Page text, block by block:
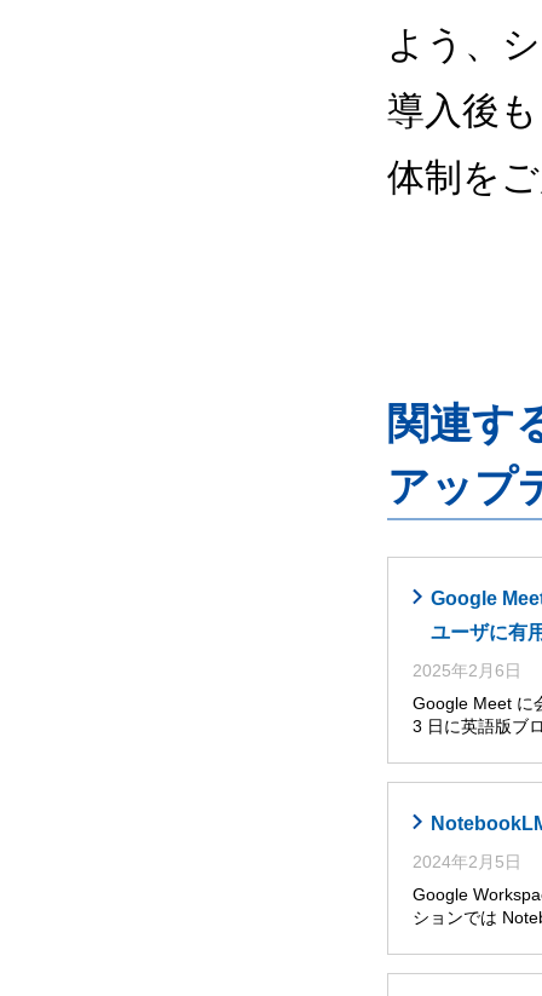
よう、
導入後
体制を
関連す
アップ
Google
ユーザに有
2025年2月6日
Google Meet に
3 日に英語版ブ
2024年2月5日
Google
ションでは